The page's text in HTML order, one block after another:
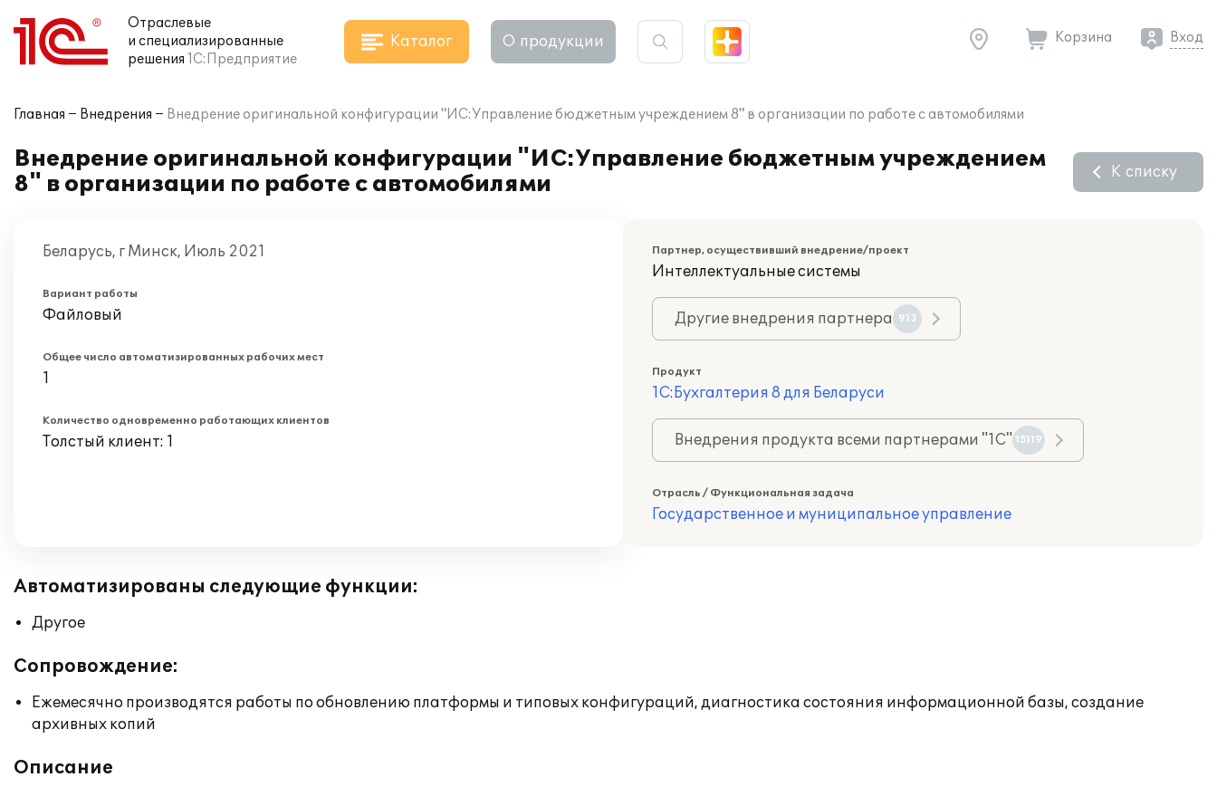
Отраслевые
и специализированные
решения 1С:Предприятие
Каталог О продукции Корзина Вход
Главная Внедрения Внедрение оригинальной конфигурации "ИС:Управление бюджетным учреждением 8" в организации по работе с автомобилями
Внедрение оригинальной конфигурации "ИС:Управление бюджетным учреждением
8" в организации по работе с автомобилями
К списку
Беларусь, г Минск, Июль 2021
Вариант работы
Файловый
Общее число автоматизированных рабочих мест
1
Количество одновременно работающих клиентов
Толстый клиент: 1
Партнер, осуществивший внедрение/проект
Интеллектуальные системы
Другие внедрения партнера 913
Продукт
1С:Бухгалтерия 8 для Беларуси
Внедрения продукта всеми партнерами "1С" 15119
Отрасль / Функциональная задача
Государственное и муниципальное управление
Автоматизированы следующие функции:
Другое
Сопровождение:
Ежемесячно производятся работы по обновлению платформы и типовых конфигураций, диагностика состояния информационной базы, создание
архивных копий
Описание